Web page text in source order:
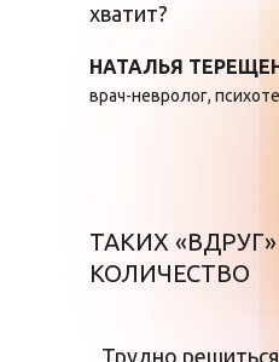
хватит?
НАТАЛЬЯ
врач-невролог,
ТАКИХ
КОЛИЧЕСТВО
Трудно